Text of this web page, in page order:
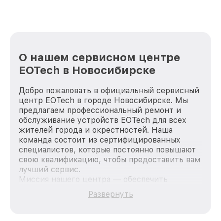
О нашем сервисном центре
EOTech в Новосибирске
Добро пожаловать в официальный сервисный
центр EOTech в городе Новосибирске. Мы
предлагаем профессиональный ремонт и
обслуживание устройств EOTech для всех
жителей города и окрестностей. Наша
команда состоит из сертифицированных
специалистов, которые постоянно повышают
свою квалификацию, чтобы предоставить вам
лучший сервис.
Миссия нашего центра — обеспечить
качественный и доступный ремонт для
каждого пользователя продукции EOTech, вне
Развернуть